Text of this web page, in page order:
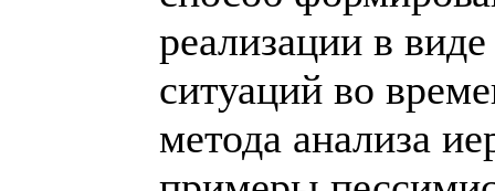
реализации в
ситуаций во
метода анализа